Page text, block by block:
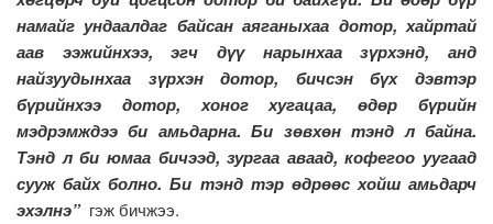
намайг ундаалдаг байсан аяганыхаа дотор, хайртай
аав ээжийнхээ, эгч дүү нарынхаа зүрхэнд, анд
найзуудынхаа зүрхэн дотор, бичсэн бүх дэвтэр
бүрийнхээ дотор, хоног хугацаа, өдөр бүрийн
мэдрэмждээ би амьдарна. Би зөвхөн тэнд л байна.
Тэнд л би юмаа бичээд, зургаа аваад, кофегоо уугаад
сууж байх болно. Би тэнд тэр өдрөөс хойш амьдарч
эхэлнэ” гэж бичжээ.